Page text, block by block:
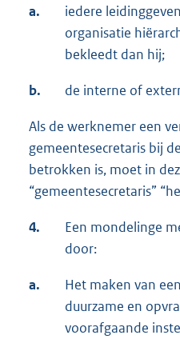
a.
iedere
organisatie
bekleedt dan hij;
b. de interne of
Als de werknemer een
gemeentesecretaris bij
betrokken is, moet in
“gemeentesecretaris”
4.
Een mondelinge
door:
a.
Het maken van
duurzame en
voorafgaande